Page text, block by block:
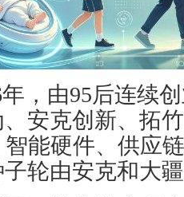
年，由95后连续
安克创新、拓
能硬件、供应
轮由安克和大